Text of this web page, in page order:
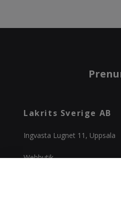
Lakrits Sverige AB
Ingvasta Lugnet 11, Uppsala
Webbutik